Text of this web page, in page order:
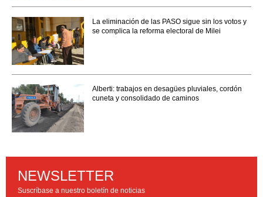
La eliminación de las PASO sigue sin los votos y
se complica la reforma electoral de Milei
Alberti: trabajos en desagües pluviales, cordón
cuneta y consolidado de caminos
NEWSLETTER
Suscríbase a nuestro boletín de noticias